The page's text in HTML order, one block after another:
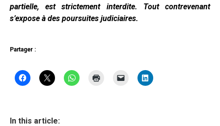
partielle, est strictement interdite. Tout contrevenant
s’expose à des poursuites judiciaires.
Partager :
In this article: